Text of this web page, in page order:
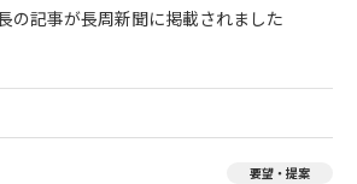
の記事が長周新聞に掲載されました
要望・提案